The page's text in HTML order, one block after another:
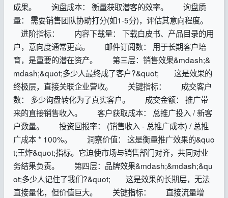
成果。 询盘成本： 衡量获取潜客的效率。 询盘质
量： 需要销售团队协助打分(如1-5分)，评估其意向程度。
进阶指标： 内容下载量： 下载白皮书、产品目录的用
户，意向度通常更高。 邮件订阅数： 用于长期客户培
育，是重要的潜在资产。 第三层：销售效果&mdash;&
mdash;&quot;多少人最终成了客户?&quot; 这是效果的
终极层，直接关联企业营收。 关键指标： 成交客户
数： 多少询盘转化为了真实客户。 成交金额： 推广带
来的直接销售收入。 客户获取成本： 总推广投入 / 新客
户数量。 投资回报率： (销售收入 - 总推广成本) / 总推
广成本 * 100%。 洞察价值： 这是衡量推广效果的&quo
t;王炸&quot;指标。它迫使市场与销售部门对齐，共同对业
务结果负责。 第四层：品牌效果&mdash;&mdash;&qu
ot;多少人记住了我们?&quot; 这是效果的长期层，无法
直接量化，但价值巨大。 关键指标： 直接流量增